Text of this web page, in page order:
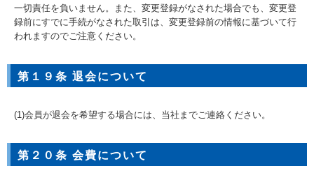
一切責任を負いません。また、変更登録がなされた場合でも、変更登
録前にすでに手続がなされた取引は、変更登録前の情報に基づいて行
われますのでご注意ください。
第１９条 退会について
(1)会員が退会を希望する場合には、当社までご連絡ください。
第２０条 会費について